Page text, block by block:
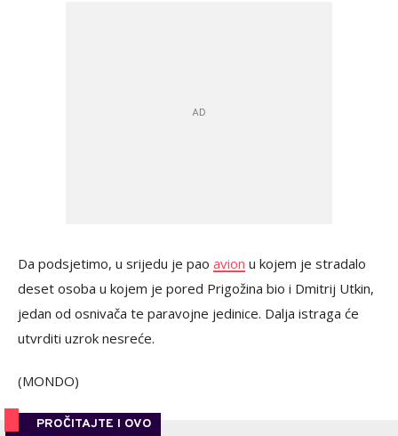
Da podsjetimo, u srijedu je pao avion u kojem je stradalo
deset osoba u kojem je pored Prigožina bio i Dmitrij Utkin,
jedan od osnivača te paravojne jedinice. Dalja istraga će
utvrditi uzrok nesreće.
(MONDO)
PROČITAJTE I OVO